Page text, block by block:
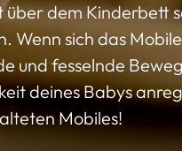
dem Kinderbett
Wenn sich das
und fesselnde
deines Babys
Mobiles!